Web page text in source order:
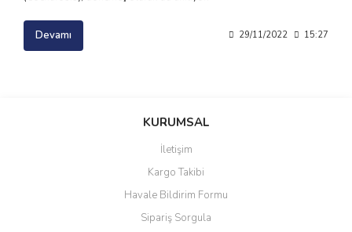
Devamı 29/11/2022 15:27
KURUMSAL
İletişim
Kargo Takibi
Havale Bildirim Formu
Sipariş Sorgula